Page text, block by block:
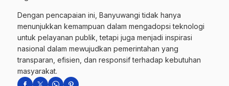
Dengan pencapaian ini, Banyuwangi tidak hanya
menunjukkan kemampuan dalam mengadopsi teknologi
untuk pelayanan publik, tetapi juga menjadi inspirasi
nasional dalam mewujudkan pemerintahan yang
transparan, efisien, dan responsif terhadap kebutuhan
masyarakat.